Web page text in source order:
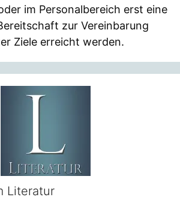
im Personalbereich erst eine
zur Vereinbarung
Ziele erreicht werden.
Literatur